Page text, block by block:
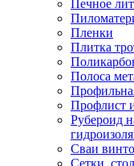
Печное
Пленки
Плитка
Полоса
Профлист
Рубероид
Сваи
Сетки,